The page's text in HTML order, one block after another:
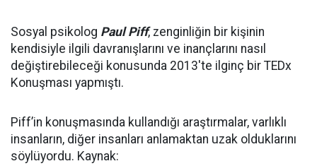
Sosyal psikolog Paul Piff,zenginliğin bir kişinin
kendisiyle ilgili davranışlarını ve inançlarını nasıl
değiştirebileceği konusunda 2013'te ilginç bir TEDx
Konuşması yapmıştı.
Piff’in konuşmasında kullandığı araştırmalar, varlıklı
insanların, diğer insanları anlamaktan uzak olduklarını
söylüyordu. Kaynak: